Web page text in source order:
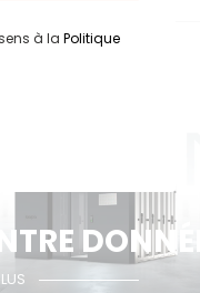
à la Politique